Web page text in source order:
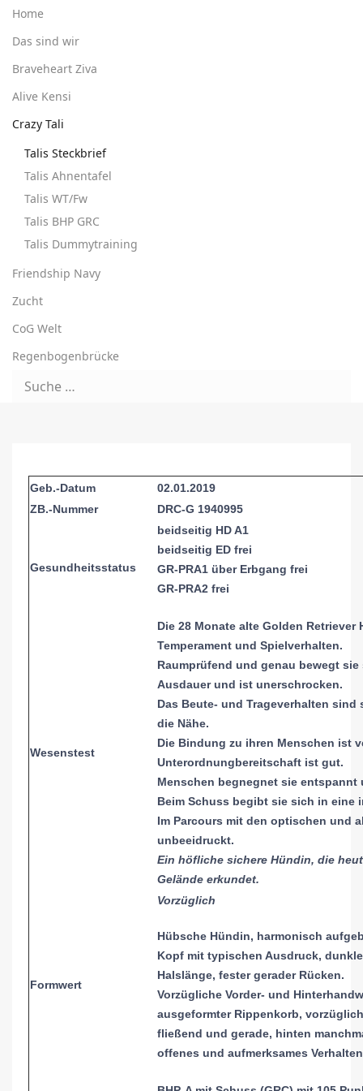
Home
Das sind wir
Braveheart Ziva
Alive Kensi
Crazy Tali
Talis Steckbrief
Talis Ahnentafel
Talis WT/Fw
Talis BHP GRC
Talis Dummytraining
Friendship Navy
Zucht
CoG Welt
Regenbogenbrücke
Geb.-Datum
02.01.2019
ZB.-Nummer
DRC-G 1940995
Gesundheitsstatus
beidseitig HD A1
beidseitig ED frei
GR-PRA1 über Erbgang frei
GR-PRA2 frei
Wesenstest
Die 28 Monate alte Golden
Temperament und Spielverhalten.
Raumprüfend und genau bewegt
Ausdauer und ist unerschrocken.
Das Beute- und Trageverhalten
die Nähe.
Die Bindung zu ihren Menschen ist
Unterordnungbereitschaft ist gut.
Menschen begnegnet sie entspannt
Beim Schuss begibt sie sich in eine
Im Parcours mit den optischen und
unbeeidruckt.
Ein höfliche sichere Hündin, die
Gelände erkundet.
Formwert
Vorzüglich
Hübsche Hündin, harmonisch
Kopf mit typischen Ausdruck,
Halslänge, fester gerader Rücken.
Vorzügliche Vorder- und
ausgeformter Rippenkorb,
fließend und gerade, hinten
offenes und aufmerksames